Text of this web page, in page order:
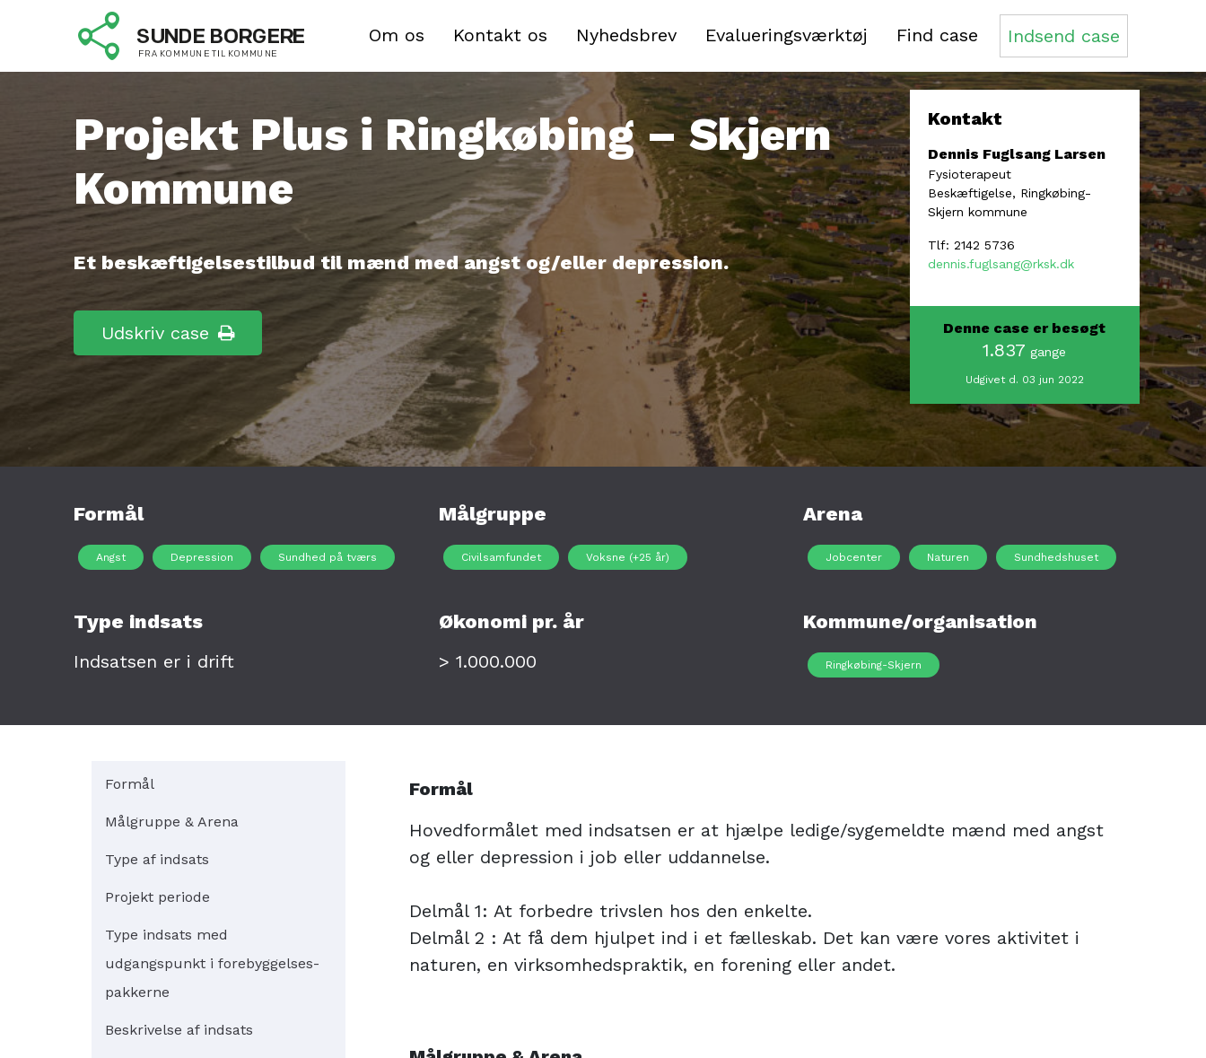
Om os Kontakt os Nyhedsbrev Evalueringsværktøj Find case Indsend case
Projekt Plus i Ringkøbing – Skjern
Kommune
Et beskæftigelsestilbud til mænd med angst og/eller depression.
Udskriv case
Kontakt
Dennis Fuglsang Larsen
Fysioterapeut
Beskæftigelse, Ringkøbing-
Skjern kommune
Tlf: 2142 5736
dennis.fuglsang@rksk.dk
Denne case er besøgt
1.837 gange
Udgivet d. 03 jun 2022
Formål
Angst Depression Sundhed på tværs
Målgruppe
Civilsamfundet Voksne (+25 år)
Arena
Jobcenter Naturen Sundhedshuset
Type indsats
Indsatsen er i drift
Økonomi pr. år
> 1.000.000
Kommune/organisation
Ringkøbing-Skjern
Formål
Målgruppe & Arena
Type af indsats
Projekt periode
Type indsats med
udgangspunkt i forebyggelses-
pakkerne
Beskrivelse af indsats
Formål
Hovedformålet med indsatsen er at hjælpe ledige/sygemeldte mænd med angst
og eller depression i job eller uddannelse.
Delmål 1: At forbedre trivslen hos den enkelte.
Delmål 2 : At få dem hjulpet ind i et fælleskab. Det kan være vores aktivitet i
naturen, en virksomhedspraktik, en forening eller andet.